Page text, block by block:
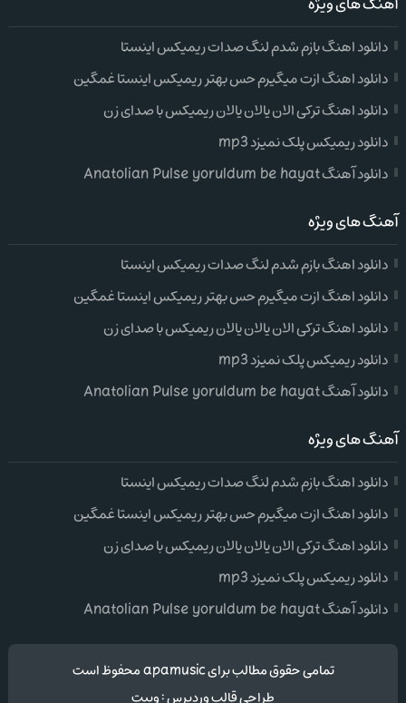
دانلود اهنگ بازم شدم لنگ صدات ریمیکس اینستا
دانلود اهنگ ازت میگیرم حس بهتر ریمیکس اینستا غمگین
دانلود اهنگ ترکی الان یالان یالان ریمیکس با صدای زن
دانلود ریمیکس پلک نمیزد mp3
دانلود آهنگ Anatolian Pulse yoruldum be hayat
آهنگ های ویژه
دانلود اهنگ بازم شدم لنگ صدات ریمیکس اینستا
دانلود اهنگ ازت میگیرم حس بهتر ریمیکس اینستا غمگین
دانلود اهنگ ترکی الان یالان یالان ریمیکس با صدای زن
دانلود ریمیکس پلک نمیزد mp3
دانلود آهنگ Anatolian Pulse yoruldum be hayat
آهنگ های ویژه
دانلود اهنگ بازم شدم لنگ صدات ریمیکس اینستا
دانلود اهنگ ازت میگیرم حس بهتر ریمیکس اینستا غمگین
دانلود اهنگ ترکی الان یالان یالان ریمیکس با صدای زن
دانلود ریمیکس پلک نمیزد mp3
دانلود آهنگ Anatolian Pulse yoruldum be hayat
تمامی حقوق مطالب برای apamusic محفوظ است
طراحی قالب وردپرس:وبیت